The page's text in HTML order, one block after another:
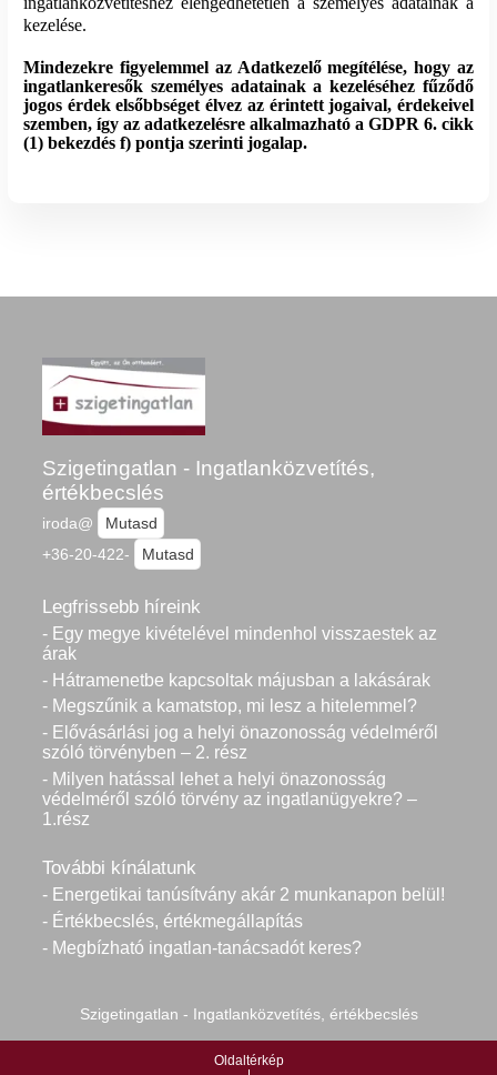
kezelése.
Mindezekre figyelemmel az Adatkezelő megítélése, hogy az
ingatlankeresők személyes adatainak a kezeléséhez fűződő
jogos érdek elsőbbséget élvez az érintett jogaival, érdekeivel
szemben, így az adatkezelésre alkalmazható a GDPR 6. cikk
(1) bekezdés f) pontja szerinti jogalap.
Szigetingatlan - Ingatlanközvetítés,
értékbecslés
iroda@
Mutasd
+36-20-422-
Mutasd
Legfrissebb híreink
- Egy megye kivételével mindenhol visszaestek az
árak
- Hátramenetbe kapcsoltak májusban a lakásárak
- Megszűnik a kamatstop, mi lesz a hitelemmel?
- Elővásárlási jog a helyi önazonosság védelméről
szóló törvényben – 2. rész
- Milyen hatással lehet a helyi önazonosság
védelméről szóló törvény az ingatlanügyekre? –
1.rész
További kínálatunk
- Energetikai tanúsítvány akár 2 munkanapon belül!
- Értékbecslés, értékmegállapítás
- Megbízható ingatlan-tanácsadót keres?
Szigetingatlan - Ingatlanközvetítés, értékbecslés
Oldaltérkép